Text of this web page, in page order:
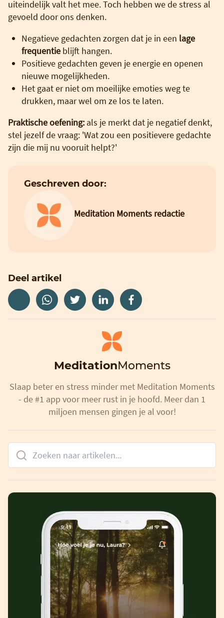
uiteindelijk valt het mee. Toch hebben we de stress al
gevoeld door ons denken.
Negatieve gedachten zorgen dat je in een lage
frequentie blijft hangen.
Positieve gedachten geven je energie en openen
nieuwe mogelijkheden.
Het gaat er niet om moeilijke emoties weg te
drukken, maar wel om ze los te laten.
Praktische oefening: als je merkt dat je negatief denkt,
stel jezelf de vraag: 'Wat zou een positievere gedachte
zijn die mij nu vooruit helpt?'
Geschreven door:
Meditation Moments redactie
Deel artikel
MeditationMoments
Slaap beter en stress minder met Meditation Moments
- de #1 app voor meer rust in je hoofd. Meer dan 1
miljoen mensen gingen je al voor!